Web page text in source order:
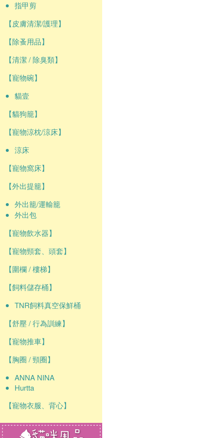
指甲剪
【皮膚清潔/護理】
【除蚤用品】
【清潔 / 除臭類】
【寵物碗】
貓壹
【貓狗籠】
【寵物涼枕/涼床】
涼床
【寵物窩床】
【外出提籠】
外出籠/運輸籠
外出包
【寵物飲水器】
【寵物頸套、頭套】
【圍欄 / 樓梯】
【飼料儲存桶】
TNR飼料真空保鮮桶
【舒壓 / 行為訓練】
【寵物推車】
【胸圈 / 頸圈】
ANNA NINA
Hurtta
【寵物衣服、背心】